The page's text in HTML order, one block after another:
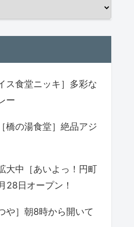
ス食堂ニッキ］多彩な
ー
橋の湯食堂］絶品アジ
大中［あいよっ！円町
28日オープン！
や］朝8時から開いて